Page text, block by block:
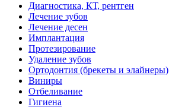
Диагностика, КТ, рентген
Лечение зубов
Лечение десен
Имплантация
Протезирование
Удаление зубов
Ортодонтия (брекеты и элайнеры)
Виниры
Отбеливание
Гигиена